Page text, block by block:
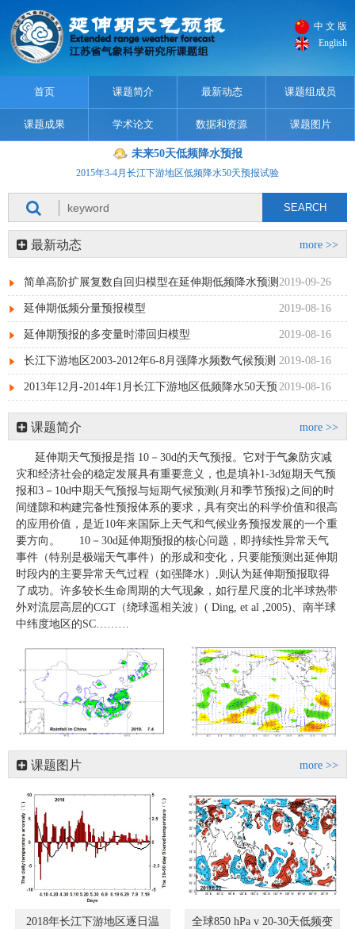
中 文 版
English
首页 课题简介 最新动态 课题组成员
课题成果 学术论文 数据和资源 课题图片
未来50天低频降水预报
长江下游地区2019年9月21日-10月20日强降水过程预测
2015年2-3月长江下游地区低频降水50天预报试验
2015年3-4月长江下游地区低频降水50天预报试验
长江下游地区2019年9月21日-10月20日强降水过程预测
2015年2-3月长江下游地区低频降水50天预报试验
2015年3-4月长江下游地区低频降水50天预报试验
.
最新动态 more >>
简单高阶扩展复数自回归模型在延伸期低频降水预测
中的应用
2019-09-26
延伸期低频分量预报模型 2019-08-16
延伸期预报的多变量时滞回归模型 2019-08-16
长江下游地区2003-2012年6-8月强降水频数气候预测
的回报试验研究
2019-08-16
2013年12月-2014年1月长江下游地区低频降水50天预
报回报试验
2019-08-16
课题简介 more >>
延伸期天气预报是指 10－30d的天气预报。它对于气象防灾减
灾和经济社会的稳定发展具有重要意义，也是填补1-3d短期天气预
报和3－10d中期天气预报与短期气候预测(月和季节预报)之间的时
间缝隙和构建完备性预报体系的要求，具有突出的科学价值和很高
的应用价值，是近10年来国际上天气和气候业务预报发展的一个重
要方向。 10－30d延伸期预报的核心问题，即持续性异常天气
事件（特别是极端天气事件）的形成和变化，只要能预测出延伸期
时段内的主要异常天气过程（如强降水）,则认为延伸期预报取得
了成功。许多较长生命周期的大气现象，如行星尺度的北半球热带
外对流层高层的CGT（绕球遥相关波）( Ding, et al ,2005)、南半球
中纬度地区的SC………
课题图片 more >>
2018年长江下游地区逐日温
全球850 hPa v 20-30天低频变